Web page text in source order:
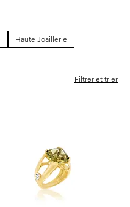
Haute Joaillerie
Filtrer et trier